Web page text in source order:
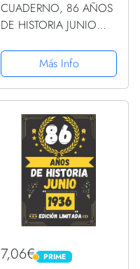
CUADERNO, 86 AÑOS
DE HISTORIA JUNIO
LIMITADA: Regalo de 86
cumpleaños para
mujeres y hombres,
cumpleaños... un
cumpleaños... ......
Más Info
7,06€ PRIME
PRIME